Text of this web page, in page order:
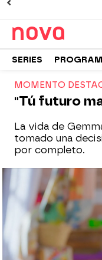
SERIES
MOMENTO
"Tú futuro
La vida de
tomado una
por completo.
Nova